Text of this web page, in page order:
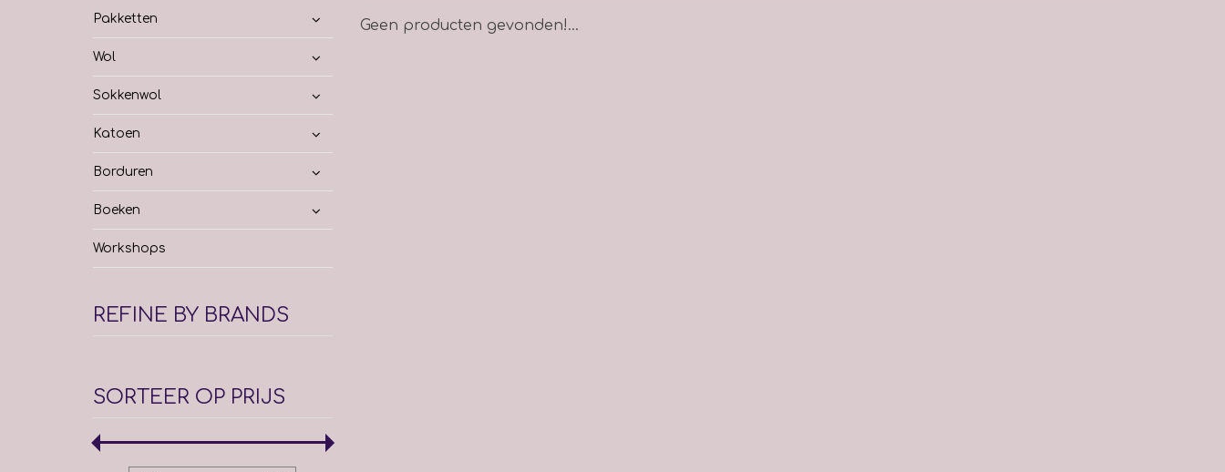
Pakketten
Wol
Sokkenwol
Katoen
Borduren
Boeken
Workshops
REFINE BY BRANDS
SORTEER OP PRIJS
Geen producten gevonden!...